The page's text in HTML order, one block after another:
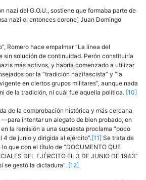
nazi del G.O.U., sostiene que formaba parte de
nazi el entonces corone] Juan Domingo
Romero hace empalmar “La línea del
sin solución de continuidad. Perón constituiría
más activos, y habría comenzado a utilizar
por la “tradición nazifascista” y “la
en ciertos grupos militares”, aunque nada
de la tradición, ni cuál fue aquella política. [10]
de la comprobación histórica y más cercana
intentar un alegato de bien probado, en
la remisión a una supuesta proclama “poco
de junio y dirigida al ejército”.[11] Se trata de
que con el título de “DOCUMENTO QUE
DEL EJÉRCITO EL 3 DE JUNIO DE 1943”
se gestó la dictadura”. [12]